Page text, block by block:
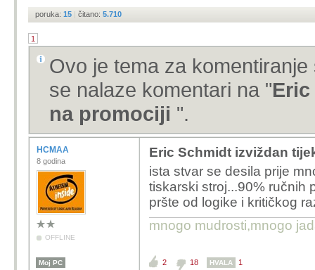
poruka: 15 | čitano: 5.710
1
Ovo je tema za
se nalaze komentari na "
na promociji ".
HCMAA
8 godina
OFFLINE
Eric Schmidt izviždan
ista stvar se desila prije
tiskarski stroj...90% ručnih
pršte od logike i kritičkog
mnogo mudrosti,mnogo
Moj PC 2 18 HVALA 1